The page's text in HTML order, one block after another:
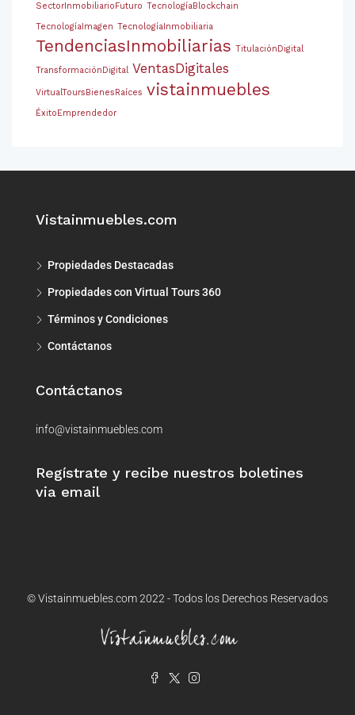
SectorInmobiliarioFuturo TecnologíaBlockchain
TecnologíaImagen TecnologíaInmobiliaria
TendenciasInmobiliarias TitulaciónDigital
TransformaciónDigital VentasDigitales
VirtualToursBienesRaíces vistainmuebles
ÉxitoEmprendedor
Vistainmuebles.com
Propiedades Destacadas
Propiedades con Virtual Tours 360
Términos y Condiciones
Contáctanos
Contáctanos
info@vistainmuebles.com
Regístrate y recibe nuestros boletines
via email
© Vistainmuebles.com 2022 - Todos los Derechos Reservados